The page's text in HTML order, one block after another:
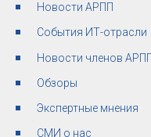
Новости АРПП
События ИТ-отрасли
Новости членов АРПП
Обзоры
Экспертные мнения
СМИ о нас